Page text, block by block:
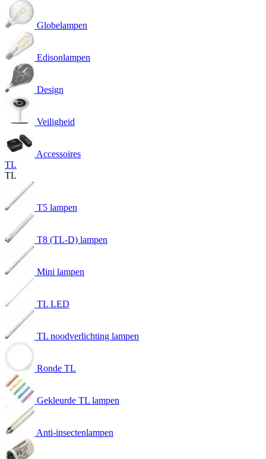
Globelampen
Edisonlampen
Design
Veiligheid
Accessoires
TL
TL
T5 lampen
T8 (TL-D) lampen
Mini lampen
TL LED
TL noodverlichting lampen
Ronde TL
Gekleurde TL lampen
Anti-insectenlampen